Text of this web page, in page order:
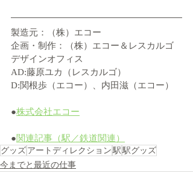
製造元：（株）エコー
企画・制作：（株）エコー＆レスカルゴ
デザインオフィス
AD:藤原ユカ（レスカルゴ）
D:関根歩（エコー）、内田滋（エコー）
●株式会社エコー
●関連記事（駅／鉄道関連）
グッズ アートディレクション 駅 駅グッズ
今までと最近の仕事